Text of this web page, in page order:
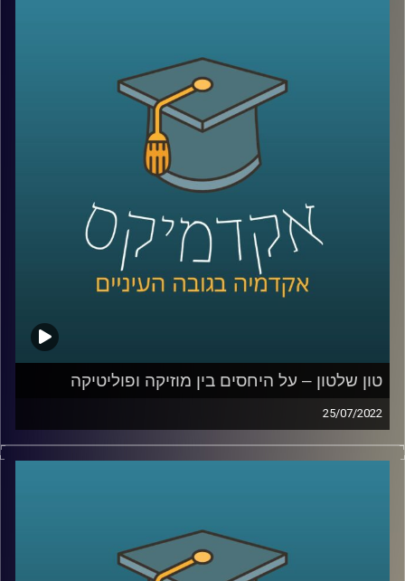
בפרק הזה התארח עו"ד דן חי, מומחה לדיני פרטיות, סייבר
ודיגיטל ומרצה הקורס פרטיות בעידן הדיגיטל לדבר על
לשיחה עם עו"ד דן חי על הזכות להישכח – לחצו כאן
לשיחה עם עו"ד דן חי על הזכות לפרסום – לחצו כאן
קרדיט תמונות:AudioVersity
טון שלטון – על היחסים בין מוזיקה ופוליטיקה
25/07/2022
מוזיקה, ככל אומנות, לא נוצרת בריק ומושפעת מהתרבות
והסביבה בה חיים יוצריה.
"טון שלטון" בו ידונו הסטודנטים ביחסים שבין מוזיקה
לפוליטיקה. קשר עמוק בהרבה משניתן לחשוב.